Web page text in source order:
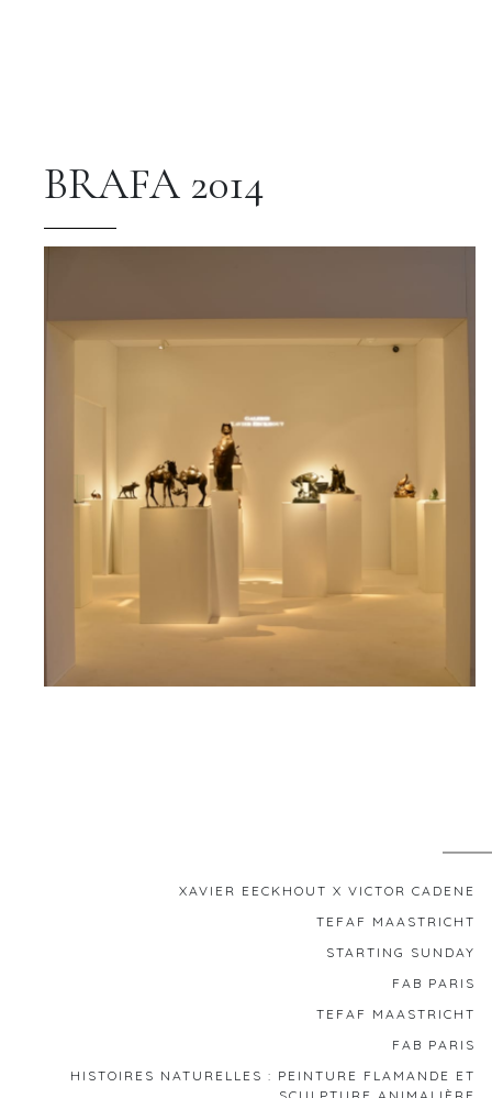
BRAFA 2014
XAVIER EECKHOUT X VICTOR CADENE
TEFAF MAASTRICHT
STARTING SUNDAY
FAB PARIS
TEFAF MAASTRICHT
FAB PARIS
HISTOIRES NATURELLES : PEINTURE FLAMANDE ET